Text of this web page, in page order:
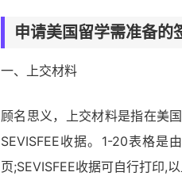
申请美国留学需准备的
一、上交材料
顾名思义，上交材料是指在美
SEVISFEE收据。1-20表格是
页;SEVISFEE收据可自行打印,